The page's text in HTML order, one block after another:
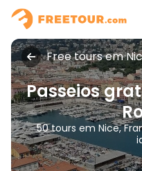
Free tours em
Passeios
50 tours em Nice,